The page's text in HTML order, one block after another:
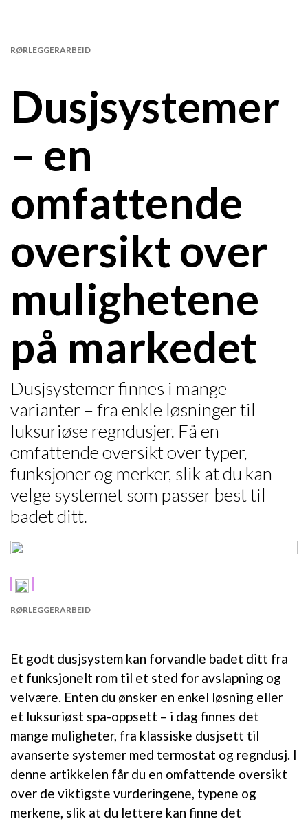
Dusjsystemer
– en
omfattende
oversikt over
mulighetene
på markedet
RØRLEGGERARBEID
Dusjsystemer finnes i mange
varianter – fra enkle løsninger til
luksuriøse regndusjer. Få en
omfattende oversikt over typer,
funksjoner og merker, slik at du kan
velge systemet som passer best til
badet ditt.
RØRLEGGERARBEID
Et godt dusjsystem kan forvandle badet ditt fra
et funksjonelt rom til et sted for avslapning og
velvære. Enten du ønsker en enkel løsning eller
et luksuriøst spa-oppsett – i dag finnes det
mange muligheter, fra klassiske dusjsett til
avanserte systemer med termostat og regndusj. I
denne artikkelen får du en omfattende oversikt
over de viktigste vurderingene, typene og
merkene, slik at du lettere kan finne det